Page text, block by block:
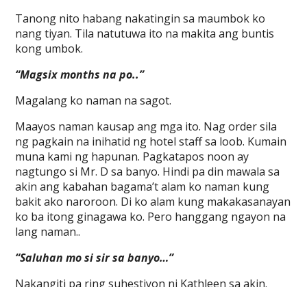
Tanong nito habang nakatingin sa maumbok ko
nang tiyan. Tila natutuwa ito na makita ang buntis
kong umbok.
“Magsix months na po..”
Magalang ko naman na sagot.
Maayos naman kausap ang mga ito. Nag order sila
ng pagkain na inihatid ng hotel staff sa loob. Kumain
muna kami ng hapunan. Pagkatapos noon ay
nagtungo si Mr. D sa banyo. Hindi pa din mawala sa
akin ang kabahan bagama’t alam ko naman kung
bakit ako naroroon. Di ko alam kung makakasanayan
ko ba itong ginagawa ko. Pero hanggang ngayon na
lang naman..
“Saluhan mo si sir sa banyo…”
Nakangiti pa ring suhestiyon ni Kathleen sa akin.